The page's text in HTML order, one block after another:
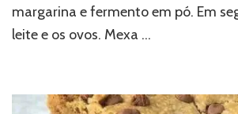
margarina e fermento em pó. Em
leite e os ovos. Mexa …